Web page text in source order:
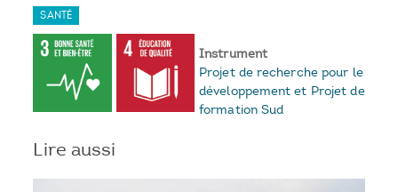
SANTÉ
Instrument
Projet de recherche pour le
développement et Projet de
formation Sud
Lire aussi